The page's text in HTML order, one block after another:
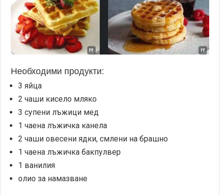
Необходими продукти:
3 яйца
2 чаши кисело мляко
3 супени лъжици мед
1 чаена лъжичка канела
2 чаши овесени ядки, смлени на брашно
1 чаена лъжичка бакпулвер
1 ванилия
олио за намазване